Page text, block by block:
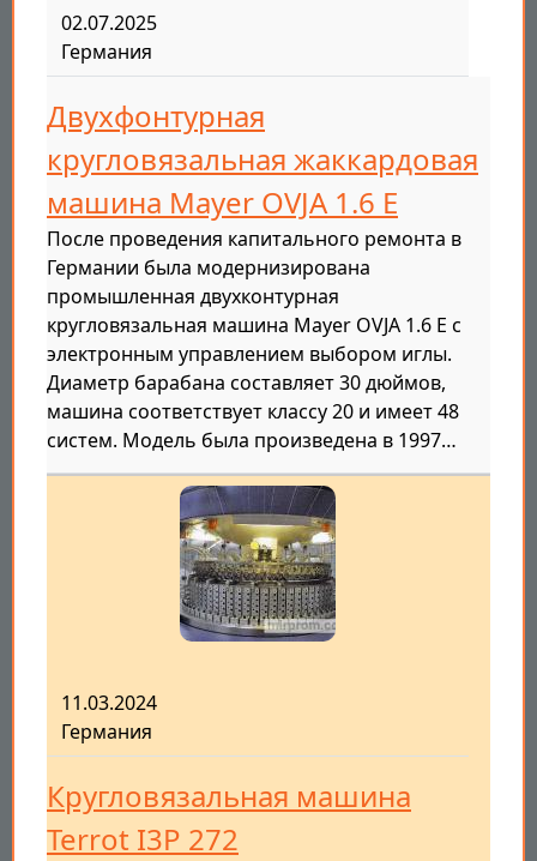
02.07.2025
Германия
Двухфонтурная
кругловязальная жаккардовая
машина Mayer OVJA 1.6 E
После проведения капитального ремонта в
Германии была модернизирована
промышленная двухконтурная
кругловязальная машина Mayer OVJA 1.6 E с
электронным управлением выбором иглы.
Диаметр барабана составляет 30 дюймов,
машина соответствует классу 20 и имеет 48
систем. Модель была произведена в 1997…
11.03.2024
Германия
Кругловязальная машина
Terrot I3P 272